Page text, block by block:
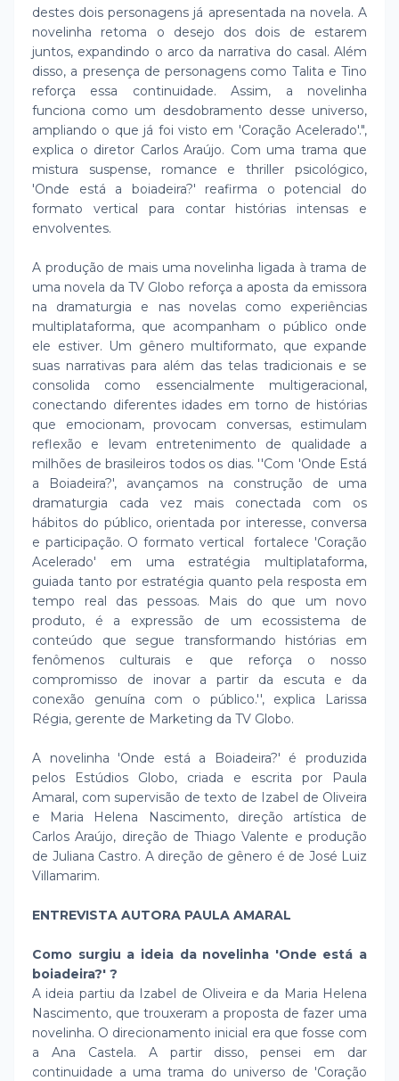
destes dois personagens já apresentada na novela. A
novelinha retoma o desejo dos dois de estarem
juntos, expandindo o arco da narrativa do casal. Além
disso, a presença de personagens como Talita e Tino
reforça essa continuidade. Assim, a novelinha
funciona como um desdobramento desse universo,
ampliando o que já foi visto em 'Coração Acelerado'.",
explica o diretor Carlos Araújo. Com uma trama que
mistura suspense, romance e thriller psicológico,
'Onde está a boiadeira?' reafirma o potencial do
formato vertical para contar histórias intensas e
envolventes.
A produção de mais uma novelinha ligada à trama de
uma novela da TV Globo reforça a aposta da emissora
na dramaturgia e nas novelas como experiências
multiplataforma, que acompanham o público onde
ele estiver. Um gênero multiformato, que expande
suas narrativas para além das telas tradicionais e se
consolida como essencialmente multigeracional,
conectando diferentes idades em torno de histórias
que emocionam, provocam conversas, estimulam
reflexão e levam entretenimento de qualidade a
milhões de brasileiros todos os dias. ''Com 'Onde Está
a Boiadeira?', avançamos na construção de uma
dramaturgia cada vez mais conectada com os
hábitos do público, orientada por interesse, conversa
e participação. O formato vertical fortalece 'Coração
Acelerado' em uma estratégia multiplataforma,
guiada tanto por estratégia quanto pela resposta em
tempo real das pessoas. Mais do que um novo
produto, é a expressão de um ecossistema de
conteúdo que segue transformando histórias em
fenômenos culturais e que reforça o nosso
compromisso de inovar a partir da escuta e da
conexão genuína com o público.'', explica Larissa
Régia, gerente de Marketing da TV Globo.
A novelinha 'Onde está a Boiadeira?' é produzida
pelos Estúdios Globo, criada e escrita por Paula
Amaral, com supervisão de texto de Izabel de Oliveira
e Maria Helena Nascimento, direção artística de
Carlos Araújo, direção de Thiago Valente e produção
de Juliana Castro. A direção de gênero é de José Luiz
Villamarim.
ENTREVISTA AUTORA PAULA AMARAL
Como surgiu a ideia da novelinha 'Onde está a
boiadeira?' ?
A ideia partiu da Izabel de Oliveira e da Maria Helena
Nascimento, que trouxeram a proposta de fazer uma
novelinha. O direcionamento inicial era que fosse com
a Ana Castela. A partir disso, pensei em dar
continuidade a uma trama do universo de 'Coração